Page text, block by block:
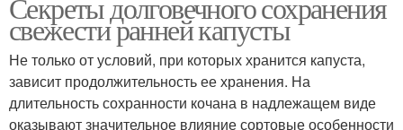
Секреты долговечного сохранения
свежести ранней капусты
Не только от условий, при которых хранится капуста,
зависит продолжительность ее хранения. На
длительность сохранности кочана в надлежащем виде
оказывают значительное влияние сортовые особенности